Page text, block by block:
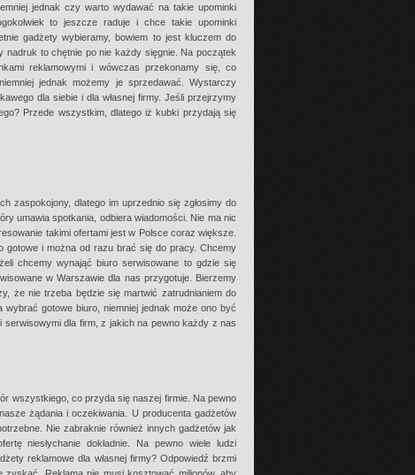
jednak czy warto wydawać na takie upominki
to jeszcze raduje i chce takie upominki
gadżety wybieramy, bowiem to jest kluczem do
nadruk to chętnie po nie każdy sięgnie. Na początek
reklamowymi i wówczas przekonamy się, co
jednak możemy je sprzedawać. Wystarczy
dla siebie i dla własnej firmy. Jeśli przejrzymy
Przede wszystkim, dlatego iż kubki przydają się
zaspokojony, dlatego im uprzednio się zgłosimy do
umawia spotkania, odbiera wiadomości. Nie ma nic
takimi ofertami jest w Polsce coraz większe.
gotowe i można od razu brać się do pracy. Chcemy
chcemy wynająć biuro serwisowane to gdzie się
w Warszawie dla nas przygotuje. Bierzemy
że nie trzeba będzie się martwić zatrudnianiem do
gotowe biuro, niemniej jednak może ono być
serwisowymi dla firm, z jakich na pewno każdy z nas
wszystkiego, co przyda się naszej firmie. Na pewno
żądania i oczekiwania. U producenta gadżetów
Nie zabraknie również innych gadżetów jak
niesłychanie dokładnie. Na pewno wiele ludzi
reklamowe dla własnej firmy? Odpowiedź brzmi